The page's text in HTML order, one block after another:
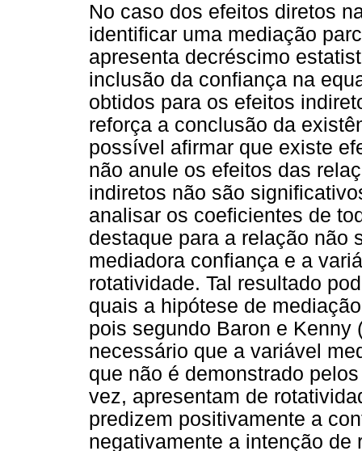
No caso dos efeitos diretos
identificar uma mediação
apresenta decréscimo
inclusão da confiança na
obtidos para os efeitos
reforça a conclusão da
possível afirmar que existe
não anule os efeitos das
indiretos não são
analisar os coeficientes de
destaque para a relação não
mediadora confiança e a
rotatividade. Tal resultado
quais a hipótese de
pois segundo Baron e Kenny
necessário que a variável
que não é demonstrado
vez, apresentam de
predizem positivamente a
negativamente a intenção de